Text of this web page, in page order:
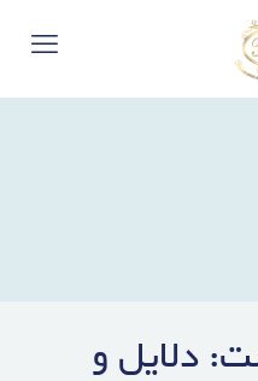
دلایل و